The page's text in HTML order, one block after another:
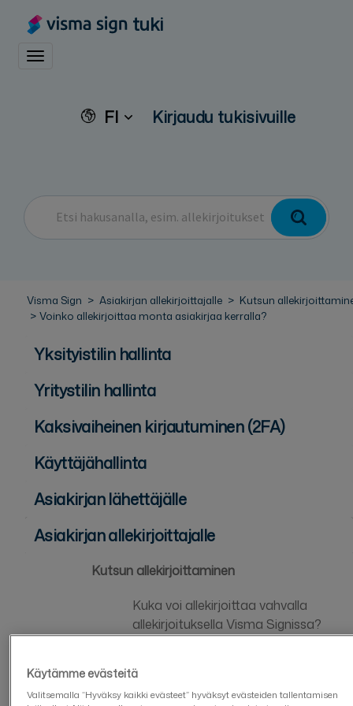
tuki
Toggle navigation
FI Kirjaudu tukisivuille
Visma Sign Asiakirjan allekirjoittajalle
Kutsun
Voinko allekirjoittaa monta asiakirjaa kerralla?
Yksityistilin hallinta
Yritystilin hallinta
Kaksivaiheinen kirjautuminen (2FA)
Käyttäjähallinta
Asiakirjan lähettäjälle
Asiakirjan allekirjoittajalle
Kutsun allekirjoittaminen
Kuka voi allekirjoittaa vahvalla
allekirjoituksella Visma Signissa?
tunnistautumisella?
Käytämme evästeitä
Valitsemalla “Hyväksy kaikki evästeet” hyväksyt evästeiden tallentamisen